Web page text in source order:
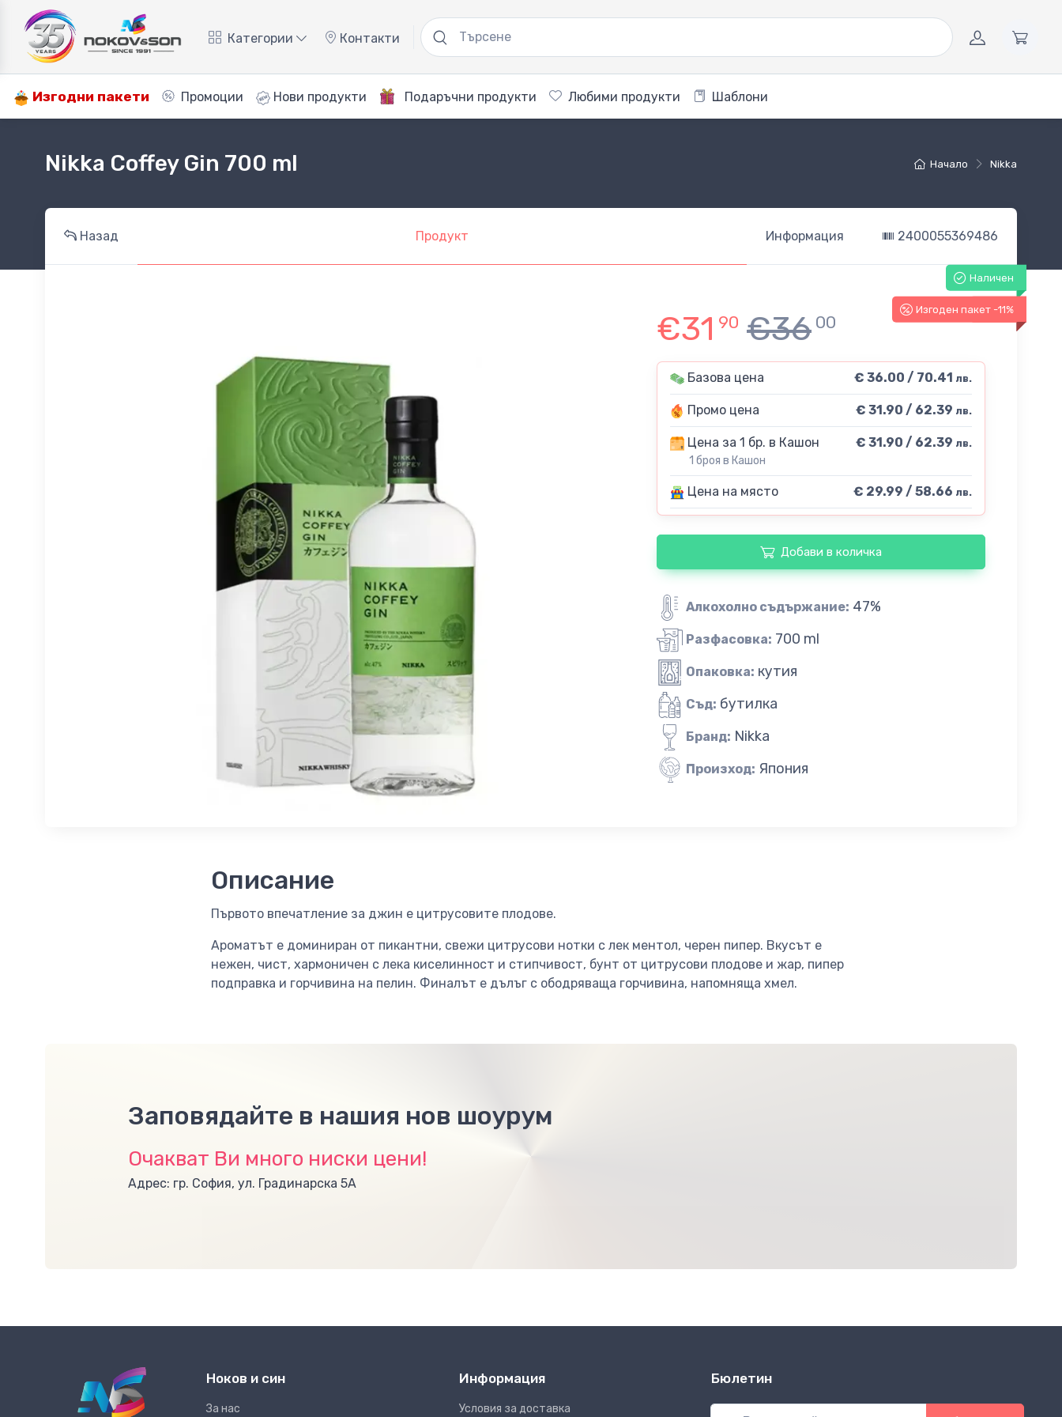
Категории Контакти
Изгодни пакети Промоции Нови продукти Подаръчни продукти Любими продукти Шаблони
Начало Nikka
Nikka Coffey Gin 700 ml
Назад Продукт Информация 2400055369486
Наличен
-11%
Изгоден пакет -11%
€31 90 €36 00
Базова цена € 36.00 / 70.41 лв.
Промо цена € 31.90 / 62.39 лв.
Цена за 1 бр. в Кашон
1 броя в Кашон
€ 31.90 / 62.39 лв.
Цена на място € 29.99 / 58.66 лв.
Добави в количка
Алкохолно съдържание: 47%
Разфасовка: 700 ml
Опаковка: кутия
Съд: бутилка
Бранд: Nikka
Произход: Япония
Описание
Първото впечатление за джин е цитрусовите плодове.
Ароматът е доминиран от пикантни, свежи цитрусови нотки с лек ментол, черен пипер. Вкусът е
нежен, чист, хармоничен с лека киселинност и стипчивост, бунт от цитрусови плодове и жар, пипер
подправка и горчивина на пелин. Финалът е дълъг с ободряваща горчивина, напомняща хмел.
Заповядайте в нашия нов шоурум
Очакват Ви много ниски цени!
Адрес: гр. София, ул. Градинарска 5А
Ноков и син
За нас
Информация
Условия за доставка
Бюлетин